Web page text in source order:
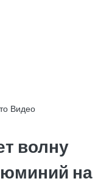
Видео
волну
на